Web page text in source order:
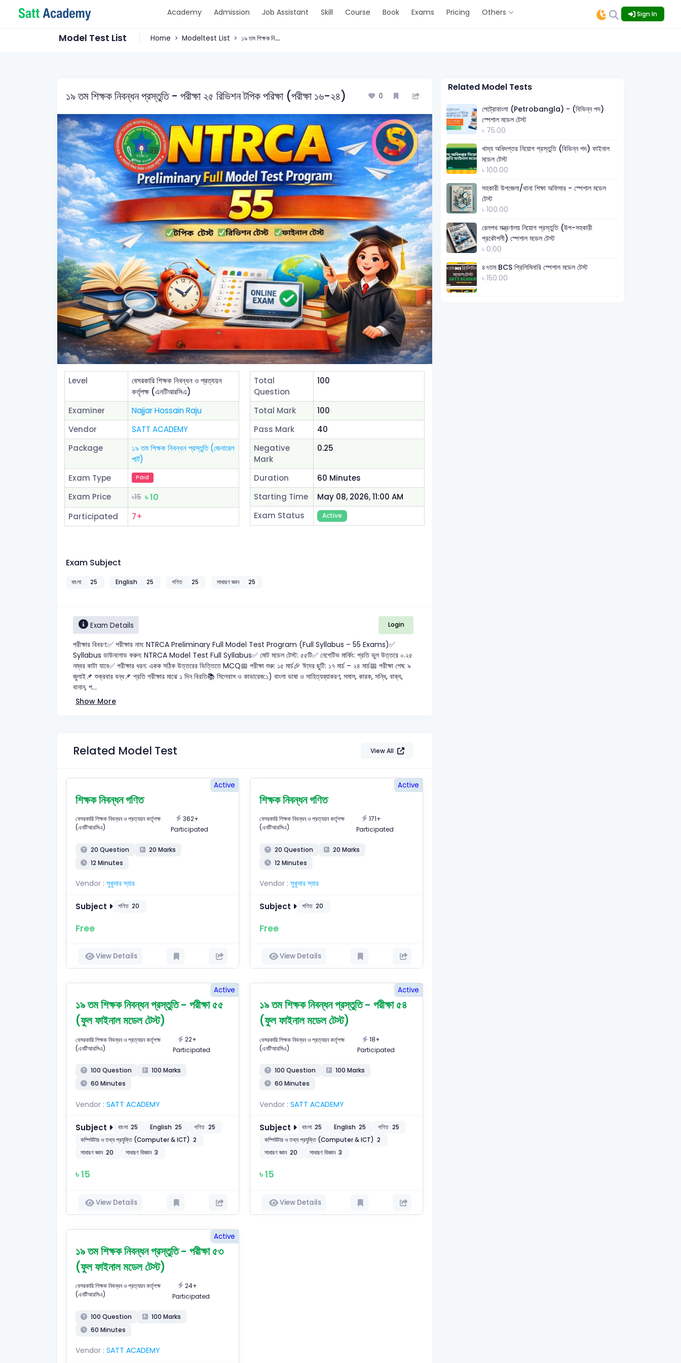
Academy Admission Job Assistant Skill Course Book Exams Pricing Others Sign In
Model Test List Home Modeltest List ১৯ তম শিক্ষক নি...
১৯ তম শিক্ষক নিবন্ধন প্রস্তুতি - পরীক্ষা ২৫ রিভিশন টপিক পরিক্ষা (পরীক্ষা ১৬-২৪) 0
Level
বেসরকারি শিক্ষক নিবন্ধন ও প্রত্যয়ন
কর্তৃপক্ষ (এনটিআরসিএ)
Examiner
Najjar Hossain Raju
Vendor
SATT ACADEMY
Package
১৯ তম শিক্ষক নিবন্ধন প্রস্তুতি (জেনারেল
পার্ট)
Exam Type
Paid
Exam Price ৳15 ৳ 10
Participated 7+
Total
Question
100
Total Mark
100
Pass Mark
40
Negative
Mark
0.25
Duration
60 Minutes
Starting Time
May 08, 2026, 11:00 AM
Exam Status
Active
Exam Subject
বাংলা 25 English 25 গণিত 25 সাধারণ জ্ঞান 25
Exam Details Login
পরীক্ষার বিবরণ:✅ পরীক্ষার নাম: NTRCA Preliminary Full Model Test Program (Full Syllabus – 55 Exams)✅
Syllabus ডাউনলোড করুন: NTRCA Model Test Full Syllabus✅ মোট মডেল টেস্ট: ৫৫টি✅ নেগেটিভ মার্কিং: প্রতি ভুল উত্তরে ০.২৫
নম্বর কাটা যাবে✅ পরীক্ষার ধরন: একক সঠিক উত্তরের ভিত্তিতে MCQ📅 পরীক্ষা শুরু: ১৫ মার্চ🎉 ঈদের ছুটি: ১৭ মার্চ – ২৪ মার্চ📅 পরীক্ষা শেষ: ৯
জুলাই📌 শুক্রবার বন্ধ📌 প্রতি পরীক্ষার মাঝে ১ দিন বিরতি📚 সিলেবাস ও কাভারেজ:১) বাংলা ভাষা ও সাহিত্যব্যাকরণ, সমাস, কারক, সন্ধি, বাক্য,
বানান, প...
Show More
Related Model Test View All
Active
শিক্ষক নিবন্ধন গণিত
বেসরকারি শিক্ষক নিবন্ধন ও প্রত্যয়ন কর্তৃপক্ষ
(এনটিআরসিএ)
362+
Participated
20 Question
20 Marks
12 Minutes
Vendor : সুকুমার স্যার
Subject গণিত 20
Free
View Details
Active
শিক্ষক নিবন্ধন গণিত
বেসরকারি শিক্ষক নিবন্ধন ও প্রত্যয়ন কর্তৃপক্ষ
(এনটিআরসিএ)
171+
Participated
20 Question
20 Marks
12 Minutes
Vendor : সুকুমার স্যার
Subject গণিত 20
Free
View Details
Active
১৯ তম শিক্ষক নিবন্ধন প্রস্তুতি - পরীক্ষা ৫৫
(ফুল ফাইনাল মডেল টেস্ট)
বেসরকারি শিক্ষক নিবন্ধন ও প্রত্যয়ন কর্তৃপক্ষ
(এনটিআরসিএ)
22+
Participated
100 Question
100 Marks
60 Minutes
Vendor : SATT ACADEMY
Subject বাংলা 25 English 25 গণিত 25
কম্পিউটার ও তথ্য প্রযুক্তি (Computer & ICT) 2
সাধারণ জ্ঞান 20 সাধারণ বিজ্ঞান 3
৳ 15
View Details
Active
১৯ তম শিক্ষক নিবন্ধন প্রস্তুতি - পরীক্ষা ৫৪
(ফুল ফাইনাল মডেল টেস্ট)
বেসরকারি শিক্ষক নিবন্ধন ও প্রত্যয়ন কর্তৃপক্ষ
(এনটিআরসিএ)
18+
Participated
100 Question
100 Marks
60 Minutes
Vendor : SATT ACADEMY
Subject বাংলা 25 English 25 গণিত 25
কম্পিউটার ও তথ্য প্রযুক্তি (Computer & ICT) 2
সাধারণ জ্ঞান 20 সাধারণ বিজ্ঞান 3
৳ 15
View Details
Active
১৯ তম শিক্ষক নিবন্ধন প্রস্তুতি - পরীক্ষা ৫৩
(ফুল ফাইনাল মডেল টেস্ট)
বেসরকারি শিক্ষক নিবন্ধন ও প্রত্যয়ন কর্তৃপক্ষ
(এনটিআরসিএ)
24+
Participated
100 Question
100 Marks
60 Minutes
Vendor : SATT ACADEMY
Related Model Tests
পেট্রোবাংলা (Petrobangla) - (বিভিন্ন পদ)
স্পেশাল মডেল টেস্ট
৳ 75.00
খাদ্য অধিদপ্তর নিয়োগ প্রস্তুতি (বিভিন্ন পদ) ফাইনাল
মডেল টেস্ট
৳ 100.00
সহকারী উপজেলা/থানা শিক্ষা অফিসার - স্পেশাল মডেল
টেস্ট
৳ 100.00
রেলপথ মন্ত্রণালয় নিয়োগ প্রস্তুতি (উপ-সহকারী
প্রকৌশলী) স্পেশাল মডেল টেস্ট
৳ 0.00
৪৭তম BCS প্রিলিমিনারি স্পেশাল মডেল টেস্ট
৳ 150.00